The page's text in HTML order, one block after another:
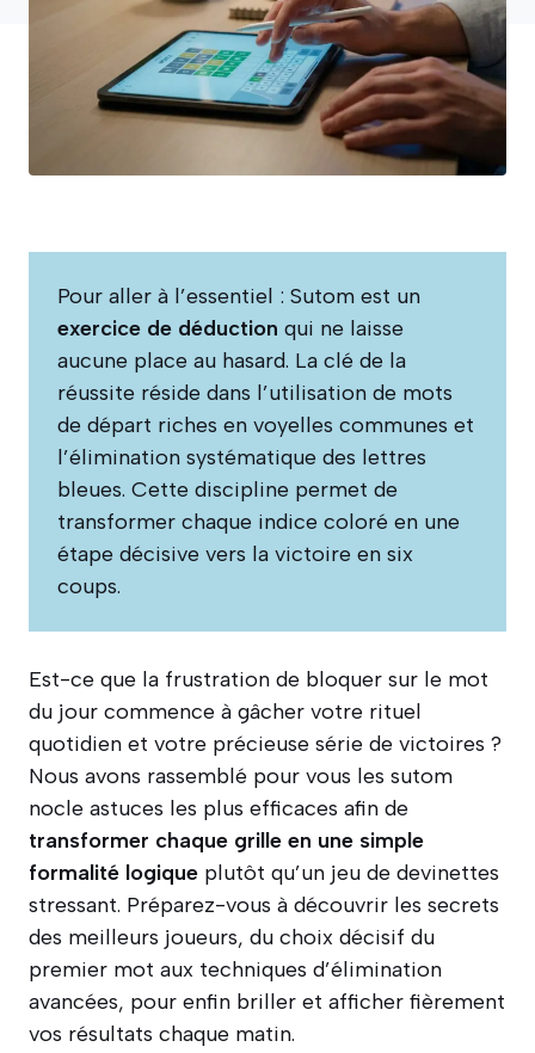
Pour aller à l’essentiel : Sutom est un
exercice de déduction qui ne laisse
aucune place au hasard. La clé de la
réussite réside dans l’utilisation de mots
de départ riches en voyelles communes et
l’élimination systématique des lettres
bleues. Cette discipline permet de
transformer chaque indice coloré en une
étape décisive vers la victoire en six
coups.
Est-ce que la frustration de bloquer sur le mot
du jour commence à gâcher votre rituel
quotidien et votre précieuse série de victoires ?
Nous avons rassemblé pour vous les sutom
nocle astuces les plus efficaces afin de
transformer chaque grille en une simple
formalité logique plutôt qu’un jeu de devinettes
stressant. Préparez-vous à découvrir les secrets
des meilleurs joueurs, du choix décisif du
premier mot aux techniques d’élimination
avancées, pour enfin briller et afficher fièrement
vos résultats chaque matin.